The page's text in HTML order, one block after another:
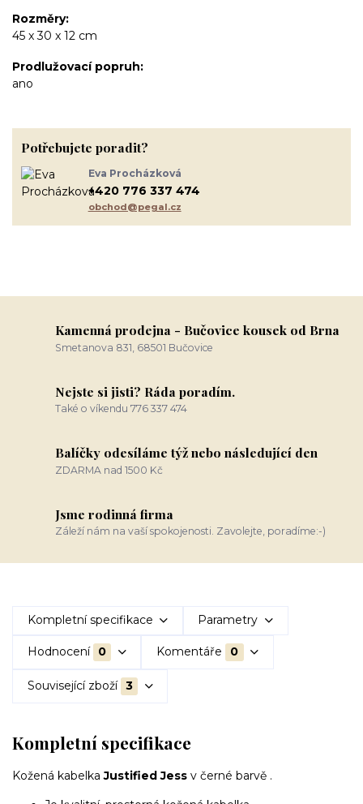
Rozměry
45 x 30 x 12 cm
Prodlužovací popruh
ano
Potřebujete poradit?
Eva Procházková
+420 776 337 474
obchod@pegal.cz
Kamenná prodejna - Bučovice kousek od Brna
Smetanova 831, 68501 Bučovice
Nejste si jisti? Ráda poradím.
Také o víkendu 776 337 474
Balíčky odesíláme týž nebo následující den
ZDARMA nad 1500 Kč
Jsme rodinná firma
Záleží nám na vaší spokojenosti. Zavolejte, poradíme:-)
Kompletní specifikace Parametry
Hodnocení 0 Komentáře 0
Související zboží 3
Kompletní specifikace
Kožená kabelkaJustified Jess v černé barvě .